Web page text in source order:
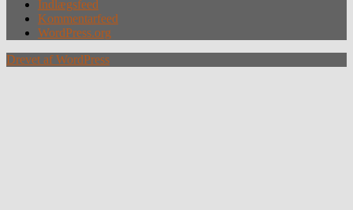
Indlægsfeed
Kommentarfeed
WordPress.org
Drevet af WordPress